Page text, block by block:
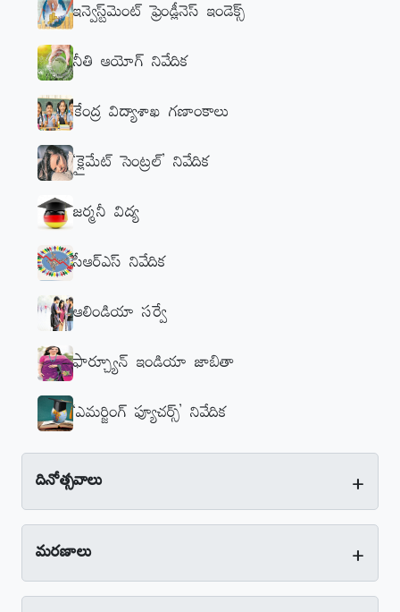
ఇన్వెస్ట్‌మెంట్‌ ఫ్రెండ్లీనెస్‌ ఇండెక్స్‌
నీతి ఆయోగ్‌ నివేదిక
కేంద్ర విద్యాశాఖ గణాంకాలు
‘క్లైమేట్‌ సెంట్రల్‌’ నివేదిక
జర్మనీ విద్య
సీఆర్‌ఎస్‌ నివేదిక
ఆలిండియా సర్వే
ఫార్చ్యూన్‌ ఇండియా జాబితా
‘ఎమర్జింగ్‌ ఫ్యూచర్స్‌’ నివేదిక
దినోత్సవాలు +
మరణాలు +